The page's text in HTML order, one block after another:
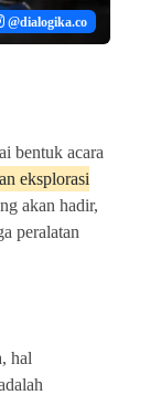
@dialogika.co
bentuk acara
eksplorasi
akan hadir,
peralatan
hal